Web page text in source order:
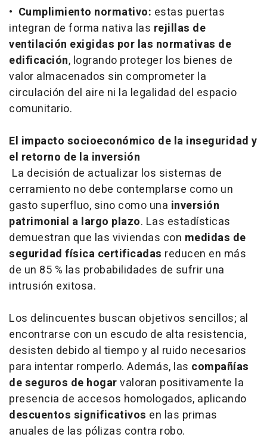
• Cumplimiento normativo: estas puertas
integran de forma nativa las rejillas de
ventilación exigidas por las normativas de
edificación, logrando proteger los bienes de
valor almacenados sin comprometer la
circulación del aire ni la legalidad del espacio
comunitario.
El impacto socioeconómico de la inseguridad y
el retorno de la inversión
La decisión de actualizar los sistemas de
cerramiento no debe contemplarse como un
gasto superfluo, sino como una inversión
patrimonial a largo plazo. Las estadísticas
demuestran que las viviendas con medidas de
seguridad física certificadas reducen en más
de un 85 % las probabilidades de sufrir una
intrusión exitosa.
Los delincuentes buscan objetivos sencillos; al
encontrarse con un escudo de alta resistencia,
desisten debido al tiempo y al ruido necesarios
para intentar romperlo. Además, las compañías
de seguros de hogarvaloran positivamente la
presencia de accesos homologados, aplicando
descuentos significativos en las primas
anuales de las pólizas contra robo.